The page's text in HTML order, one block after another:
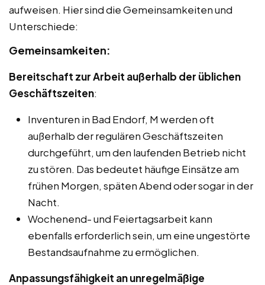
aufweisen. Hier sind die Gemeinsamkeiten und
Unterschiede:
Gemeinsamkeiten:
Bereitschaft zur Arbeit außerhalb der üblichen
Geschäftszeiten:
Inventuren in Bad Endorf, M werden oft
außerhalb der regulären Geschäftszeiten
durchgeführt, um den laufenden Betrieb nicht
zu stören. Das bedeutet häufige Einsätze am
frühen Morgen, späten Abend oder sogar in der
Nacht.
Wochenend- und Feiertagsarbeit kann
ebenfalls erforderlich sein, um eine ungestörte
Bestandsaufnahme zu ermöglichen.
Anpassungsfähigkeit an unregelmäßige